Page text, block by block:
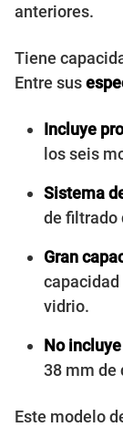
anteriores.
Tiene
Entre sus
Incluye
los seis
Sistema
de filtrado
Gran
capacidad
vidrio.
No
38 mm de
Este modelo